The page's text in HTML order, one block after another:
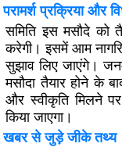
परामर्श प्रक्रिया और
समिति इस मसौदे को
करेगी। इसमें आम
सुझाव लिए जाएंगे।
मसौदा तैयार होने के
और स्वीकृति मिलने
किया जाएगा।
खबर से जुड़े जीके तथ्य